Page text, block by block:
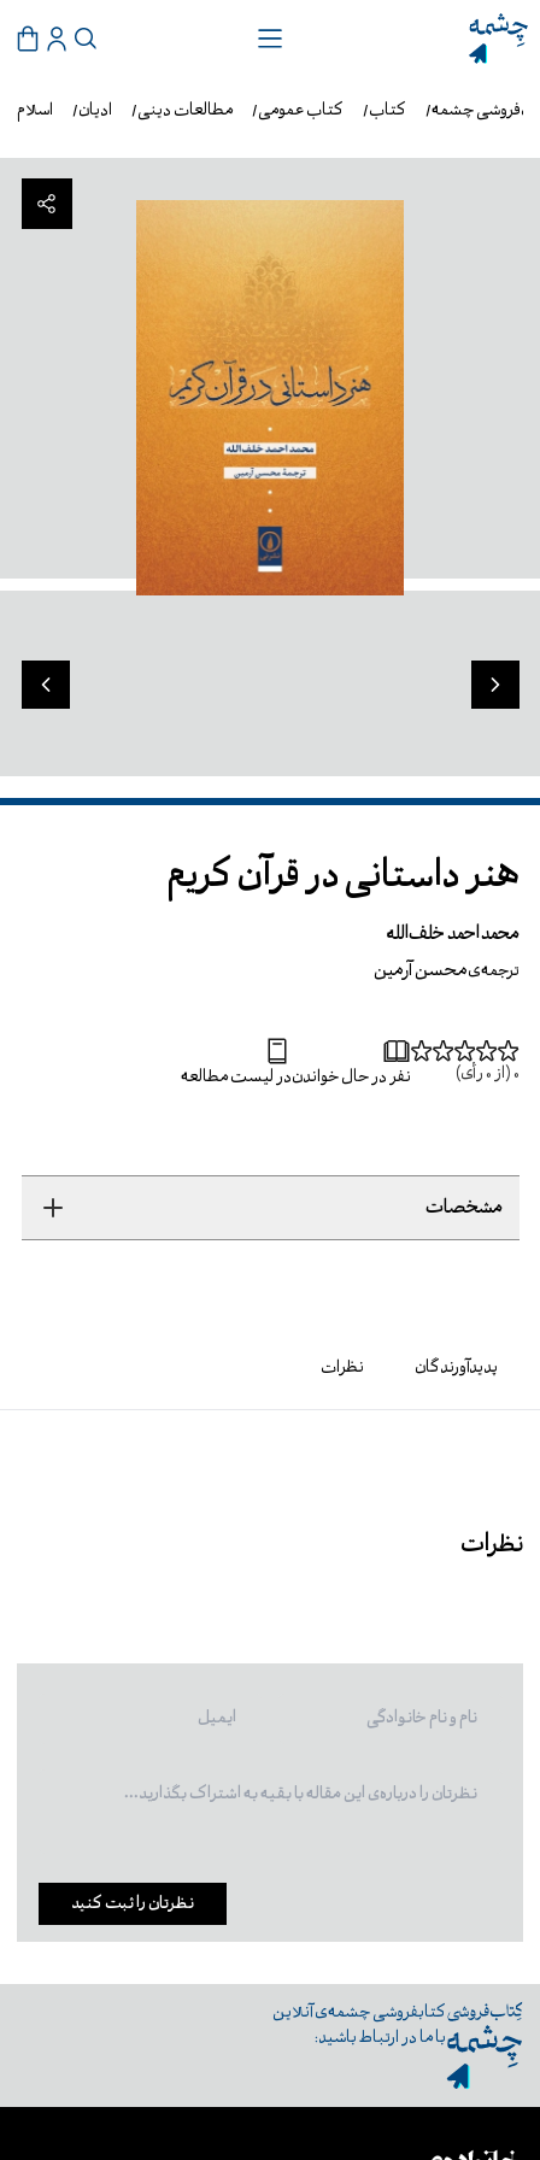
اسلام ادیان مطالعات دینی کتاب عمومی کتاب چشمه
هنر داستانی در قرآن کریم
محمداحمد خلف‌الله
ترجمه‌یمحسن آرمین
0 (از 0 رأی) نفر در حال خواندندر لیست مطالعه
مشخصات
پدیدآورندگان نظرات
نظرات
نظرتان را ثبت کنید
کتابفروشی چشمه‌ی آنلاین
با ما در ارتباط باشید: